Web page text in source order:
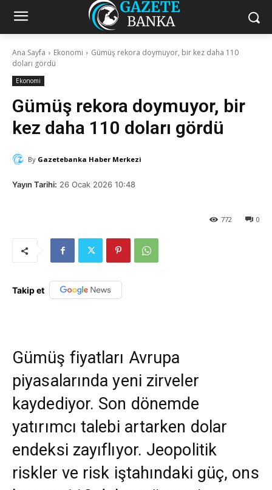
Ana Sayfa Ekonomi
Gümüş rekora doymuyor, bir kez daha 110
doları gördü
Ekonomi
Gümüş rekora doymuyor, bir
kez daha 110 doları gördü
By Gazetebanka Haber Merkezi
Yayın Tarihi: 26 Ocak 2026 10:48
0
772
Takip et
Gümüş fiyatları Avrupa
piyasalarında yeni zirveler
kaydediyor. Son dönemde
yatırımcı talebi artarken dolar
endeksi zayıflıyor. Jeopolitik
riskler ve risk iştahındaki güç, ons